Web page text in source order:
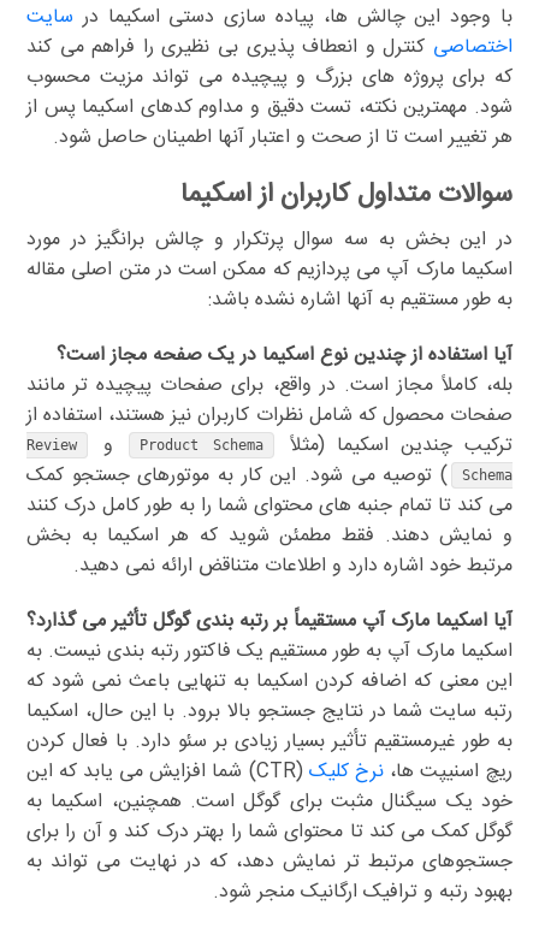
با وجود این چالش ها، پیاده سازی دستی اسکیما در سایت
اختصاصی کنترل و انعطاف پذیری بی نظیری را فراهم می کند
که برای پروژه های بزرگ و پیچیده می تواند مزیت محسوب
شود. مهمترین نکته، تست دقیق و مداوم کدهای اسکیما پس از
هر تغییر است تا از صحت و اعتبار آنها اطمینان حاصل شود.
سوالات متداول کاربران از اسکیما
در این بخش به سه سوال پرتکرار و چالش برانگیز در مورد
اسکیما مارک آپ می پردازیم که ممکن است در متن اصلی مقاله
به طور مستقیم به آنها اشاره نشده باشد:
آیا استفاده از چندین نوع اسکیما در یک صفحه مجاز است؟
بله، کاملاً مجاز است. در واقع، برای صفحات پیچیده تر مانند
صفحات محصول که شامل نظرات کاربران نیز هستند، استفاده از
ترکیب چندین اسکیما (مثلاً
Product Schema و
Review
Schema
) توصیه می شود. این کار به موتورهای جستجو کمک
می کند تا تمام جنبه های محتوای شما را به طور کامل درک کنند
و نمایش دهند. فقط مطمئن شوید که هر اسکیما به بخش
مرتبط خود اشاره دارد و اطلاعات متناقض ارائه نمی دهید.
آیا اسکیما مارک آپ مستقیماً بر رتبه بندی گوگل تأثیر می گذارد؟
اسکیما مارک آپ به طور مستقیم یک فاکتور رتبه بندی نیست. به
این معنی که اضافه کردن اسکیما به تنهایی باعث نمی شود که
رتبه سایت شما در نتایج جستجو بالا برود. با این حال، اسکیما
به طور غیرمستقیم تأثیر بسیار زیادی بر سئو دارد. با فعال کردن
ریچ اسنیپت ها،نرخ کلیک
(CTR) شما افزایش می یابد که این
خود یک سیگنال مثبت برای گوگل است. همچنین، اسکیما به
گوگل کمک می کند تا محتوای شما را بهتر درک کند و آن را برای
جستجوهای مرتبط تر نمایش دهد، که در نهایت می تواند به
بهبود رتبه و ترافیک ارگانیک منجر شود.